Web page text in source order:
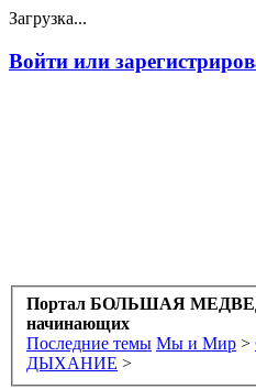
Загрузка...
Войти или
Портал БОЛЬШАЯ
начинающих
Последние темы Мы и Мир >
ДЫХАНИЕ >